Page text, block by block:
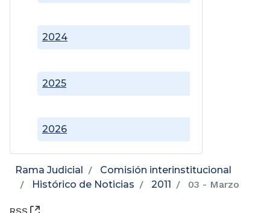
2024
2025
2026
Rama Judicial
Comisión interinstitucional
Histórico de Noticias
2011 03 - Marzo
(Abre una nueva ventana)